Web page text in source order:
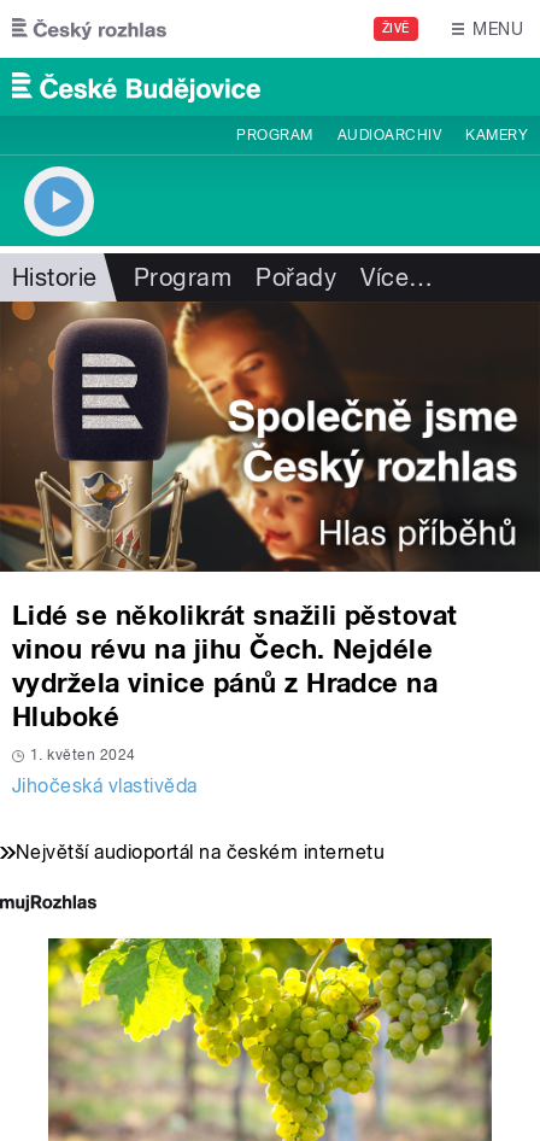
Přejít k hlavnímu obsahu
ŽIVĚ MENU
PROGRAM AUDIOARCHIV KAMERY
Historie Program Pořady Více…
Lidé se několikrát snažili pěstovat
vinou révu na jihu Čech. Nejdéle
vydržela vinice pánů z Hradce na
Hluboké
1. květen 2024
Jihočeská vlastivěda
Největší audioportál na českém internetu